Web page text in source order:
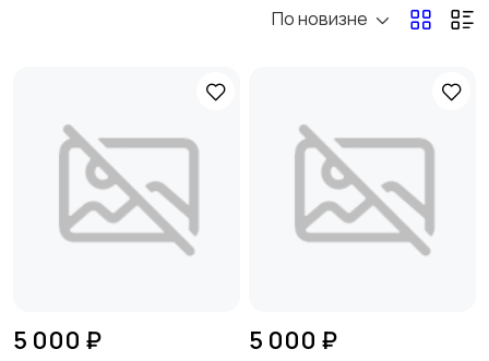
Детские товары Для дома и дачи
По новизне
5 000 ₽ 5 000 ₽